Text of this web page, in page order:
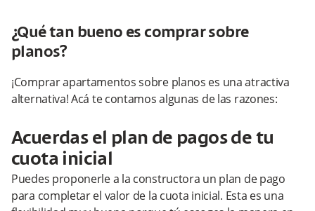
¿Qué tan bueno es comprar sobre
planos?
¡Comprar apartamentos sobre planos es una atractiva
alternativa! Acá te contamos algunas de las razones:
Acuerdas el plan de pagos de tu
cuota inicial
Puedes proponerle a la constructora un plan de pago
para completar el valor de la cuota inicial. Esta es una